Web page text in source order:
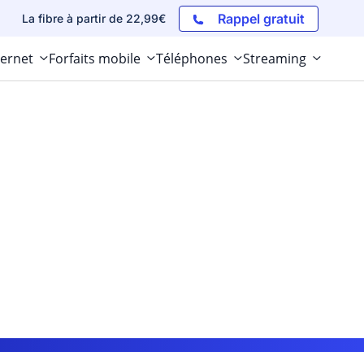
La fibre à partir de 22,99€ Rappel gratuit
Forfaits mobile Téléphones Streaming